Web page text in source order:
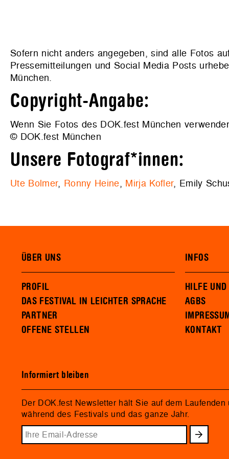
Sofern nicht anders angegeben, sind alle Fotos
Pressemitteilungen und Social Media Posts
München.
Copyright-Angabe:
Wenn Sie Fotos des DOK.fest München
© DOK.fest München
Unsere Fotograf*innen:
Ute Bolmer, Ronny Heine, Mirja Kofler, Emily
ÜBER UNS
PROFIL
DAS FESTIVAL IN LEICHTER SPRACHE
PARTNER
OFFENE STELLEN
INFOS
HILFE UND
AGBS
KONTAKT
Informiert bleiben
Der DOK.fest Newsletter hält Sie auf dem Laufenden
während des Festivals und das ganze Jahr.